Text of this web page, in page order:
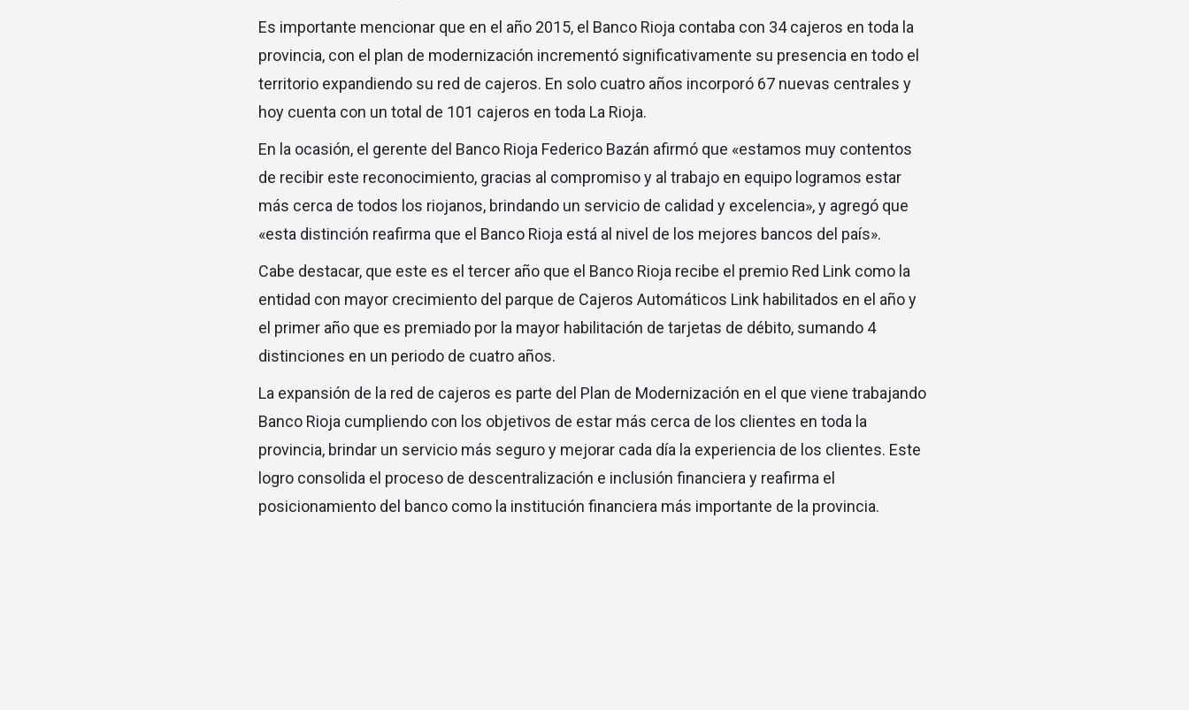
Es importante mencionar que en el año 2015, el Banco Rioja contaba con 34 cajeros en toda la
provincia, con el plan de modernización incrementó significativamente su presencia en todo el
territorio expandiendo su red de cajeros. En solo cuatro años incorporó 67 nuevas centrales y
hoy cuenta con un total de 101 cajeros en toda La Rioja.
En la ocasión, el gerente del Banco Rioja Federico Bazán afirmó que «estamos muy contentos
de recibir este reconocimiento, gracias al compromiso y al trabajo en equipo logramos estar
más cerca de todos los riojanos, brindando un servicio de calidad y excelencia», y agregó que
«esta distinción reafirma que el Banco Rioja está al nivel de los mejores bancos del país».
Cabe destacar, que este es el tercer año que el Banco Rioja recibe el premio Red Link como la
entidad con mayor crecimiento del parque de Cajeros Automáticos Link habilitados en el año y
el primer año que es premiado por la mayor habilitación de tarjetas de débito, sumando 4
distinciones en un periodo de cuatro años.
La expansión de la red de cajeros es parte del Plan de Modernización en el que viene trabajando
Banco Rioja cumpliendo con los objetivos de estar más cerca de los clientes en toda la
provincia, brindar un servicio más seguro y mejorar cada día la experiencia de los clientes. Este
logro consolida el proceso de descentralización e inclusión financiera y reafirma el
posicionamiento del banco como la institución financiera más importante de la provincia.